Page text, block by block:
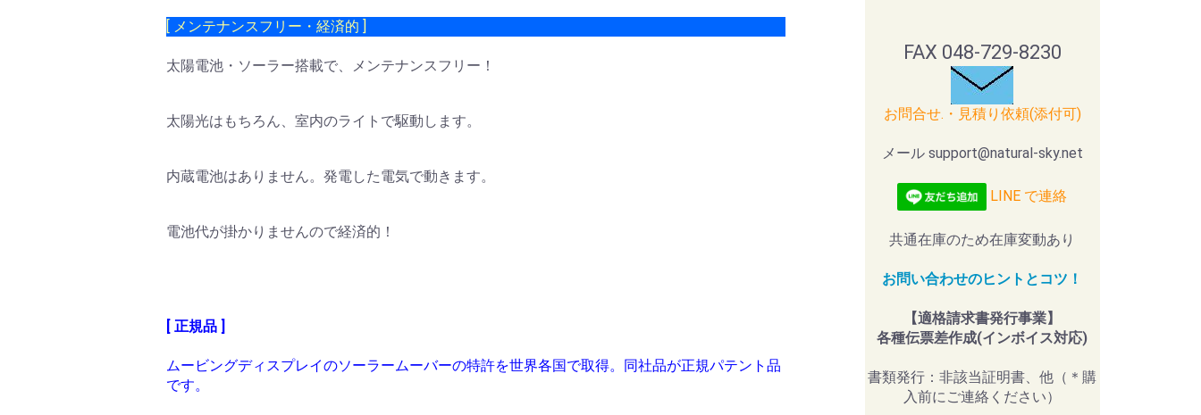
[ メンテナンスフリー・経済的 ]
太陽電池・ソーラー搭載で、メンテナンスフリー！
太陽光はもちろん、室内のライトで駆動します。
内蔵電池はありません。発電した電気で動きます。
電池代が掛かりませんので経済的！
[ 正規品 ]
ムービングディスプレイのソーラームーバーの特許を世界各国で取得。同社品が正規パテント品
です。
FAX 048-729-8230
お問合せ.・見積り依頼(添付可)
メール support@natural-sky.net
LINE で連絡
共通在庫のため在庫変動あり
お問い合わせのヒントとコツ！
【適格請求書発行事業】
各種伝票差作成(インボイス対応)
書類発行：非該当証明書、他（＊購
入前にご連絡ください）